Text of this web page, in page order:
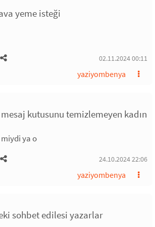
yeme isteği
02.11.2024 00:11
yaziyombenya
mesaj kutusunu temizlemeyen kadın
ya o
24.10.2024 22:06
yaziyombenya
sohbet edilesi yazarlar